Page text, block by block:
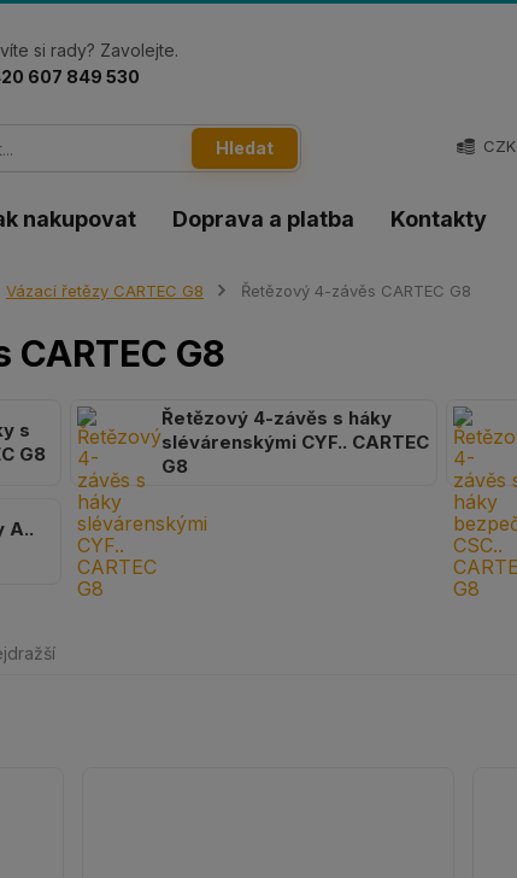
nakupovat Doprava a platba Kontakty
CZK
Hledat
si rady? Zavolejte.
607 849 530
Vázací řetězy CARTEC G8 Řetězový 4-závěs CARTEC G8
G8
s
G8
Řetězový 4-závěs s háky
slévárenskými CYF.. CARTEC
G8
A..